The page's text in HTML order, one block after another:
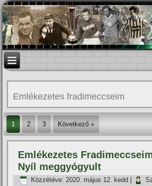
Emlékezetes fradimeccseim
1 2 3 Következő »
Emlékezetes
Nyí­l meggyógyult
Közzétéve: 2020. május 12. kedd